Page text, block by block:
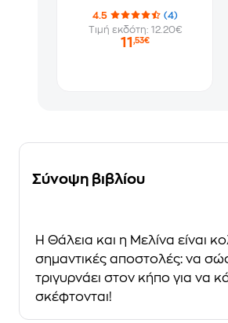
4.5
(4)
Τιμή εκδότη: 12.20€
11 ,53€
Σύνοψη βιβλίου
Η Θάλεια και η Μελίνα είναι
σημαντικές αποστολές: να
τριγυρνάει στον κήπο για να
σκέφτονται!